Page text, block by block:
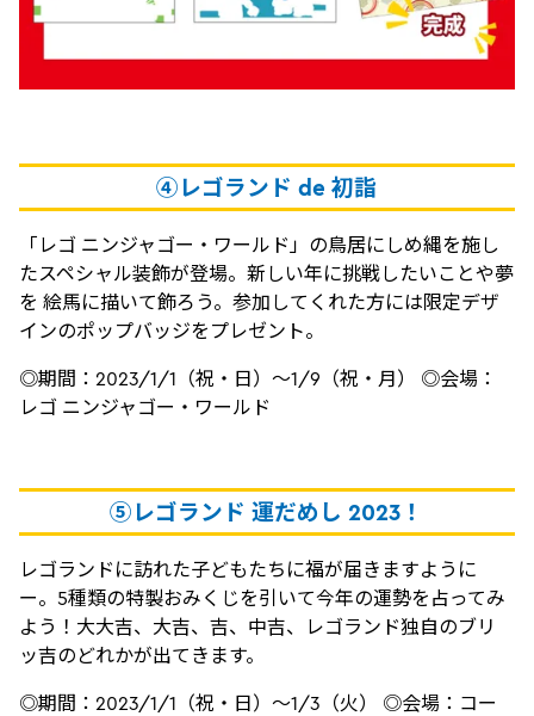
④レゴランド de 初詣
「レゴ ニンジャゴー・ワールド」の鳥居にしめ縄を施し
たスペシャル装飾が登場。新しい年に挑戦したいことや夢
を 絵馬に描いて飾ろう。参加してくれた方には限定デザ
インのポップバッジをプレゼント。
◎期間：2023/1/1（祝・日）～1/9（祝・月） ◎会場：
レゴ ニンジャゴー・ワールド
⑤レゴランド 運だめし 2023！
レゴランドに訪れた子どもたちに福が届きますように
ー。5種類の特製おみくじを引いて今年の運勢を占ってみ
よう！大大吉、大吉、吉、中吉、レゴランド独自のブリ
ッ吉のどれかが出てきます。
◎期間：2023/1/1（祝・日）～1/3（火） ◎会場：コー